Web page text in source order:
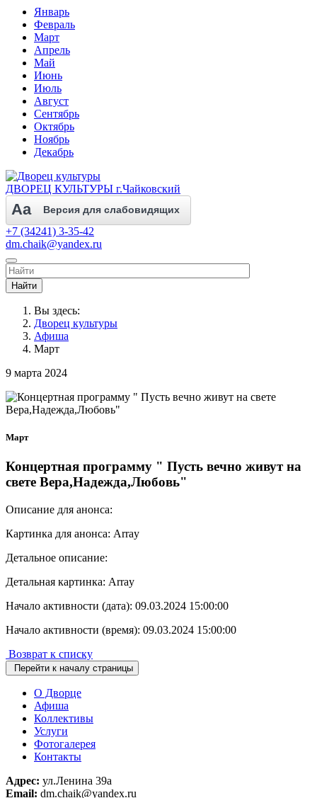
Январь
Февраль
Март
Апрель
Май
Июнь
Июль
Август
Сентябрь
Октябрь
Ноябрь
Декабрь
ДВОРЕЦ КУЛЬТУРЫ г.Чайковский
Aa Версия для слабовидящих
+7 (34241) 3-35-42
dm.chaik@yandex.ru
Найти
Вы здесь:
Дворец культуры
Афиша
Март
9 марта 2024
Март
Концертная программу " Пусть вечно живут на
свете Вера,Надежда,Любовь"
Описание для анонса:
Картинка для анонса: Array
Детальное описание:
Детальная картинка: Array
Начало активности (дата): 09.03.2024 15:00:00
Начало активности (время): 09.03.2024 15:00:00
Возврат к списку
Перейти к началу страницы
О Дворце
Афиша
Коллективы
Услуги
Фотогалерея
Контакты
Адрес: ул.Ленина 39а
Email: dm.chaik@yandex.ru